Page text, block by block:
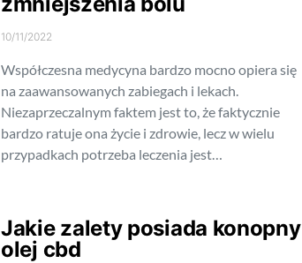
10/11/2022
Współczesna medycyna bardzo mocno opiera się
na zaawansowanych zabiegach i lekach.
Niezaprzeczalnym faktem jest to, że faktycznie
bardzo ratuje ona życie i zdrowie, lecz w wielu
przypadkach potrzeba leczenia jest…
Jakie zalety posiada konopny
olej cbd